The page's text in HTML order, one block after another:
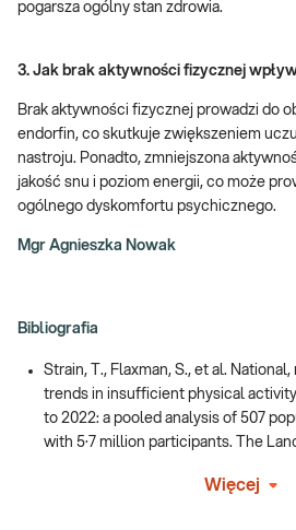
pogarsza ogólny stan zdrowia.
3. Jak brak aktywności fizycznej
Brak aktywności fizycznej prowadzi do
endorfin, co skutkuje zwiększeniem
nastroju. Ponadto, zmniejszona
jakość snu i poziom energii, co może
ogólnego dyskomfortu psychicznego.
Mgr Agnieszka Nowak
Bibliografia
Strain, T., Flaxman, S., et al.
trends in insufficient physical
to 2022: a pooled analysis of 507
with 5·7 million participants. The
Więcej